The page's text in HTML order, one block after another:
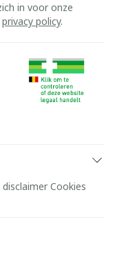
in voor onze
privacy policy.
disclaimer Cookies